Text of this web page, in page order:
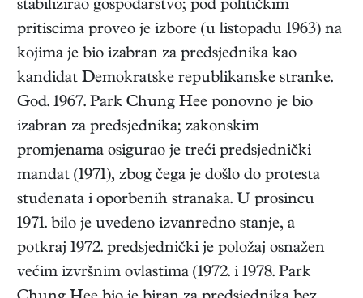
stabilizirao gospodarstvo; pod političkim
pritiscima proveo je izbore (u listopadu 1963) na
kojima je bio izabran za predsjednika kao
kandidat Demokratske republikanske stranke.
God. 1967. Park Chung Hee ponovno je bio
izabran za predsjednika; zakonskim
promjenama osigurao je treći predsjednički
mandat (1971), zbog čega je došlo do protesta
studenata i oporbenih stranaka. U prosincu
1971. bilo je uvedeno izvanredno stanje, a
potkraj 1972. predsjednički je položaj osnažen
većim izvršnim ovlastima (1972. i 1978. Park